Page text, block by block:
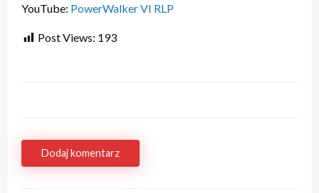
YouTube: PowerWalker VI RLP
Post Views: 193
Dodaj komentarz